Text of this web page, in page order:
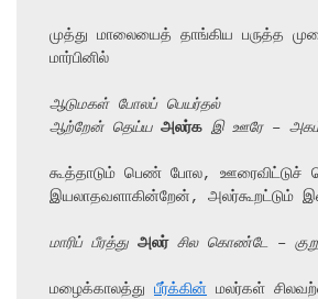
முத்து மாலையைத் தாங்கிய பருத்த
மார்பினில்
ஆடுமகள் போலப் பெயர்தல்
ஆற்றேன் தெய்ய அலர்க இ ஊரே –
கூத்தாடும் பெண் போல, ஊரைவிட்டுச்
இயலாதவளாகின்றேன், அலர்கூறட்டும்
மாரிப் பீரத்து அலர் சில கொண்டே –
மழைக்காலத்து பீர்க்கின் மலர்கள்